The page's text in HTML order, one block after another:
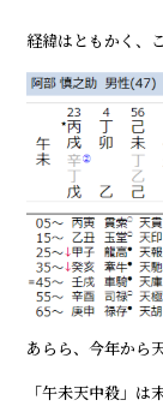
経緯はともかく、
あらら、今年から
「午未天中殺」